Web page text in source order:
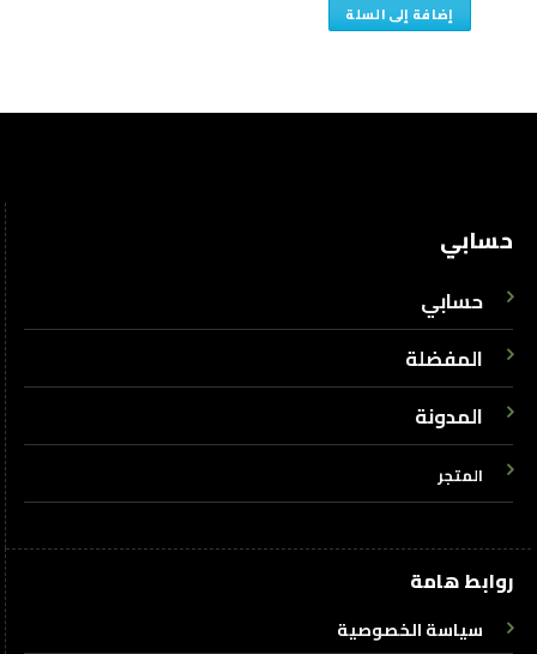
إضافة إلى السلة
حسابي
حسابي
المفضلة
المدونة
المتجر
روابط هامة
سياسة الخصوصية